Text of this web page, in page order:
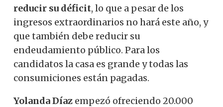
reducir su déficit, lo que a pesar de los
ingresos extraordinarios no hará este año, y
que también debe reducir su
endeudamiento público. Para los
candidatos la casa es grande y todas las
consumiciones están pagadas.
Yolanda Díaz empezó ofreciendo 20.000